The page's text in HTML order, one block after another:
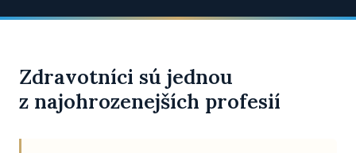
Zdravotníci sú jednou
z najohrozenejších profesií